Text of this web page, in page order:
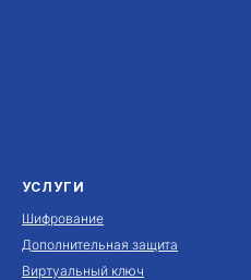
УСЛУГИ
Шифрование
Дополнительная защита
Виртуальный ключ